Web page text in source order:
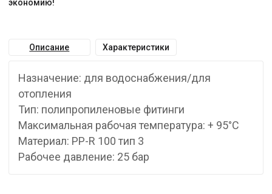
экономию!
Описание Характеристики
Назначение: для водоснабжения/для
отопления
Тип: полипропиленовые фитинги
Максимальная рабочая температура: + 95°С
Материал: PP-R 100 тип 3
Рабочее давление: 25 бар